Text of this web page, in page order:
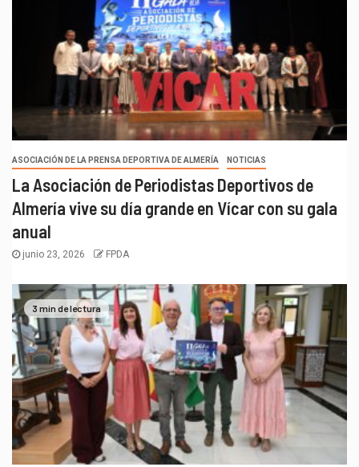
ASOCIACIÓN DE LA PRENSA DEPORTIVA DE ALMERÍA NOTICIAS
La Asociación de Periodistas Deportivos de
Almería vive su día grande en Vícar con su gala
anual
junio 23, 2026 FPDA
3 min de lectura